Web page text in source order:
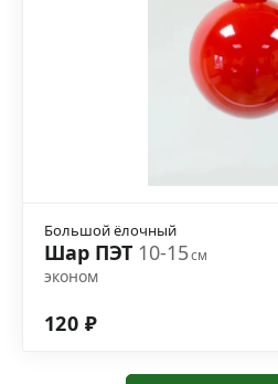
Большой ёлочный
Шар ПЭТ 10-15см
эконом
120 ₽